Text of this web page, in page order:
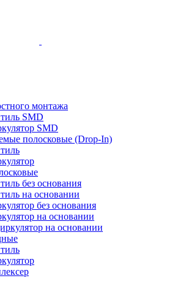
монтажа
SMD
SMD
полосковые (Drop-In)
без основания
на основании
без основания
на основании
на основании